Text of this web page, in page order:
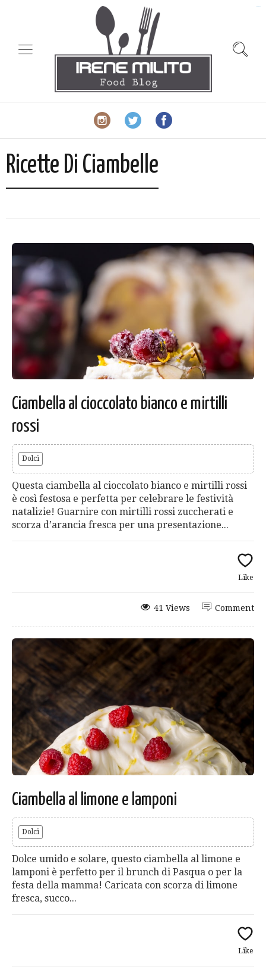
Ricette Di Ciambelle
Ciambella al cioccolato bianco e mirtilli
rossi
Dolci
Questa ciambella al cioccolato bianco e mirtilli rossi
è così festosa e perfetta per celebrare le festività
natalizie! Guarnire con mirtilli rossi zuccherati e
scorza d’arancia fresca per una presentazione...
Like
Comment
41 Views
Ciambella al limone e lamponi
Dolci
Dolce umido e solare, questo ciambella al limone e
lamponi è perfetto per il brunch di Pasqua o per la
festa della mamma! Caricata con scorza di limone
fresca, succo...
Like